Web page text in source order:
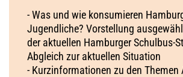
- Was und wie konsumieren
Jugendliche? Vorstellung
der aktuellen Hamburger Schulbus-
Abgleich zur aktuellen Situation
- Kurzinformationen zu den Themen